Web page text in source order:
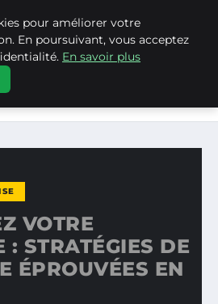
: STRATÉGIES DE
VOTRE
: STRATÉGIES DE
ÉPROUVÉES EN
pour améliorer votre
En poursuivant, vous acceptez
En savoir plus